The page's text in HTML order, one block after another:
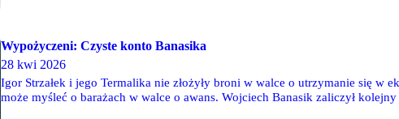
Wypożyczeni: Czyste konto Banasika
28 kwi 2026
Igor Strzałek i jego Termalika nie złożyły broni w walce o utrzymanie się
może myśleć o barażach w walce o awans. Wojciech Banasik zaliczył